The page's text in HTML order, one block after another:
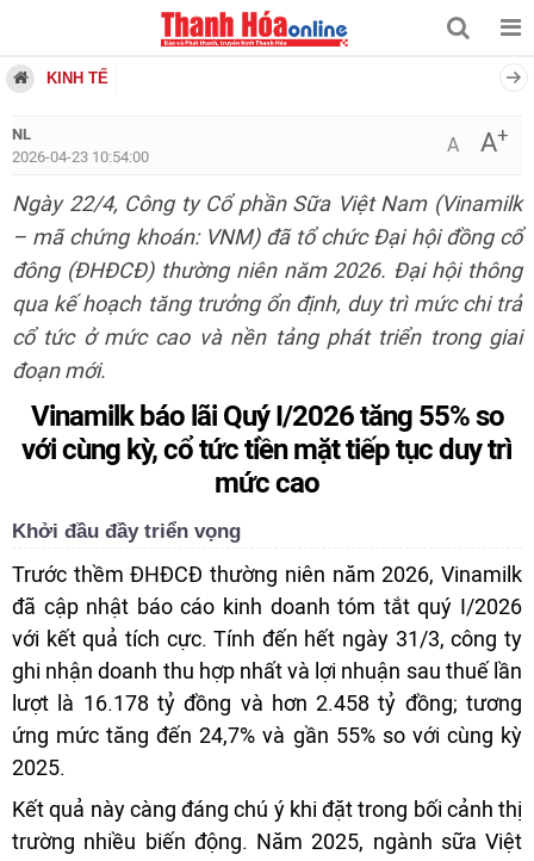
KINH TẾ
NL
2026-04-23 10:54:00
A A+
Ngày 22/4, Công ty Cổ phần Sữa Việt Nam (Vinamilk
– mã chứng khoán: VNM) đã tổ chức Đại hội đồng cổ
đông (ĐHĐCĐ) thường niên năm 2026. Đại hội thông
qua kế hoạch tăng trưởng ổn định, duy trì mức chi trả
cổ tức ở mức cao và nền tảng phát triển trong giai
đoạn mới.
Vinamilk báo lãi Quý I/2026 tăng 55% so
với cùng kỳ, cổ tức tiền mặt tiếp tục duy trì
mức cao
Khởi đầu đầy triển vọng
Trước thềm ĐHĐCĐ thường niên năm 2026, Vinamilk
đã cập nhật báo cáo kinh doanh tóm tắt quý I/2026
với kết quả tích cực. Tính đến hết ngày 31/3, công ty
ghi nhận doanh thu hợp nhất và lợi nhuận sau thuế lần
lượt là 16.178 tỷ đồng và hơn 2.458 tỷ đồng; tương
ứng mức tăng đến 24,7% và gần 55% so với cùng kỳ
2025.
Kết quả này càng đáng chú ý khi đặt trong bối cảnh thị
trường nhiều biến động. Năm 2025, ngành sữa Việt